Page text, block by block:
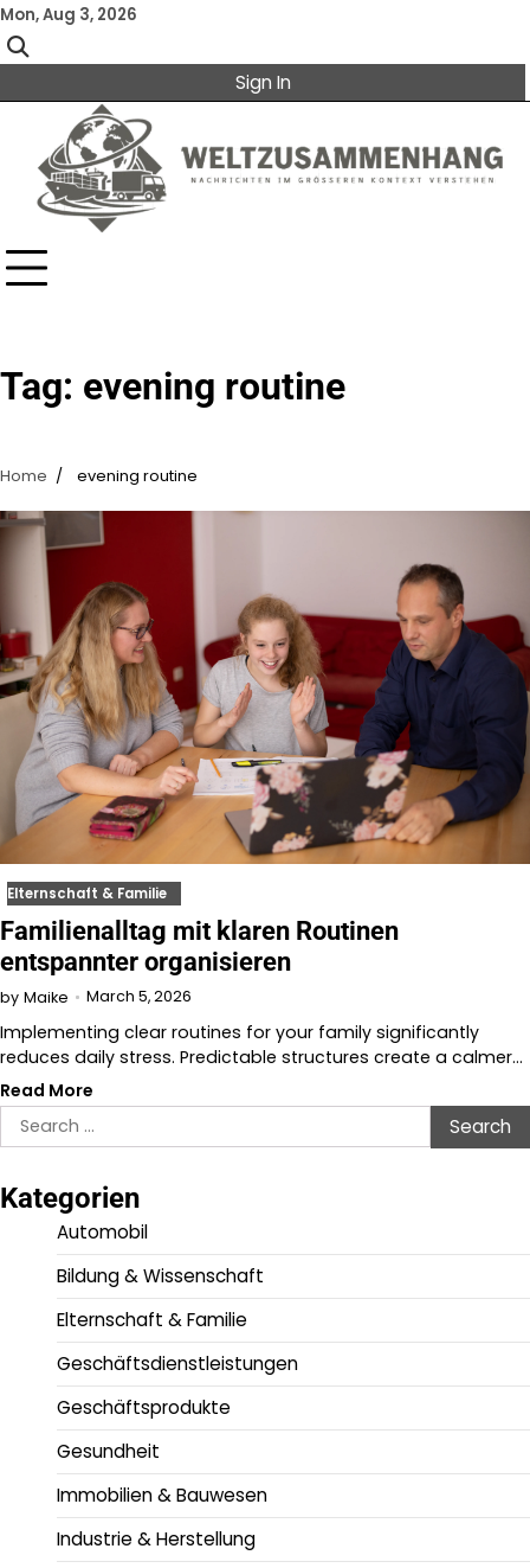
Skip
to
content
Mon, Aug 3, 2026
Sign In
Tag: evening routine
Home evening routine
Elternschaft & Familie
Familienalltag mit klaren Routinen
entspannter organisieren
by Maike March 5, 2026
Implementing clear routines for your family significantly
reduces daily stress. Predictable structures create a calmer…
Read More
Search
for:
Kategorien
Automobil
Bildung & Wissenschaft
Elternschaft & Familie
Geschäftsdienstleistungen
Geschäftsprodukte
Gesundheit
Immobilien & Bauwesen
Industrie & Herstellung